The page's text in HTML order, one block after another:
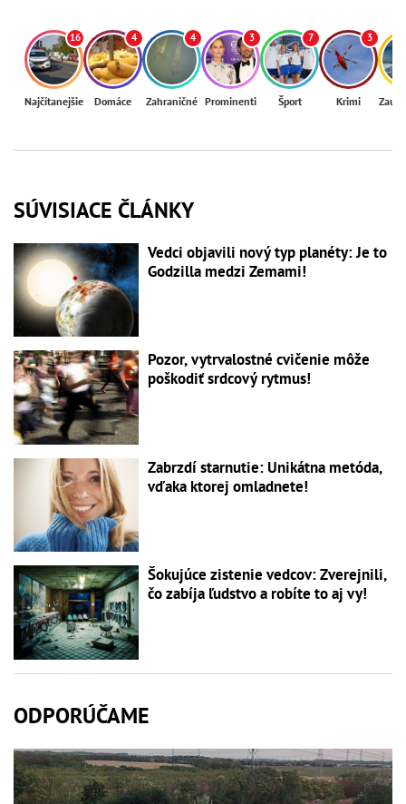
16
Najčítanejšie
4
Domáce
4
Zahraničné
3
Prominenti
7
Šport
3
Krimi
SÚVISIACE ČLÁNKY
Vedci objavili nový typ planéty: Je to
Godzilla medzi Zemami!
Pozor, vytrvalostné cvičenie môže
poškodiť srdcový rytmus!
Zabrzdí starnutie: Unikátna metóda,
vďaka ktorej omladnete!
Šokujúce zistenie vedcov: Zverejnili,
čo zabíja ľudstvo a robíte to aj vy!
ODPORÚČAME